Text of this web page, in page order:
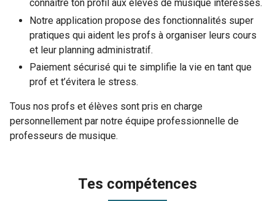
connaître ton profil aux élèves de musique intéressés.
Notre application propose des fonctionnalités super
pratiques qui aident les profs à organiser leurs cours
et leur planning administratif.
Paiement sécurisé qui te simplifie la vie en tant que
prof et t’évitera le stress.
Tous nos profs et élèves sont pris en charge
personnellement par notre équipe professionnelle de
professeurs de musique.
Tes compétences